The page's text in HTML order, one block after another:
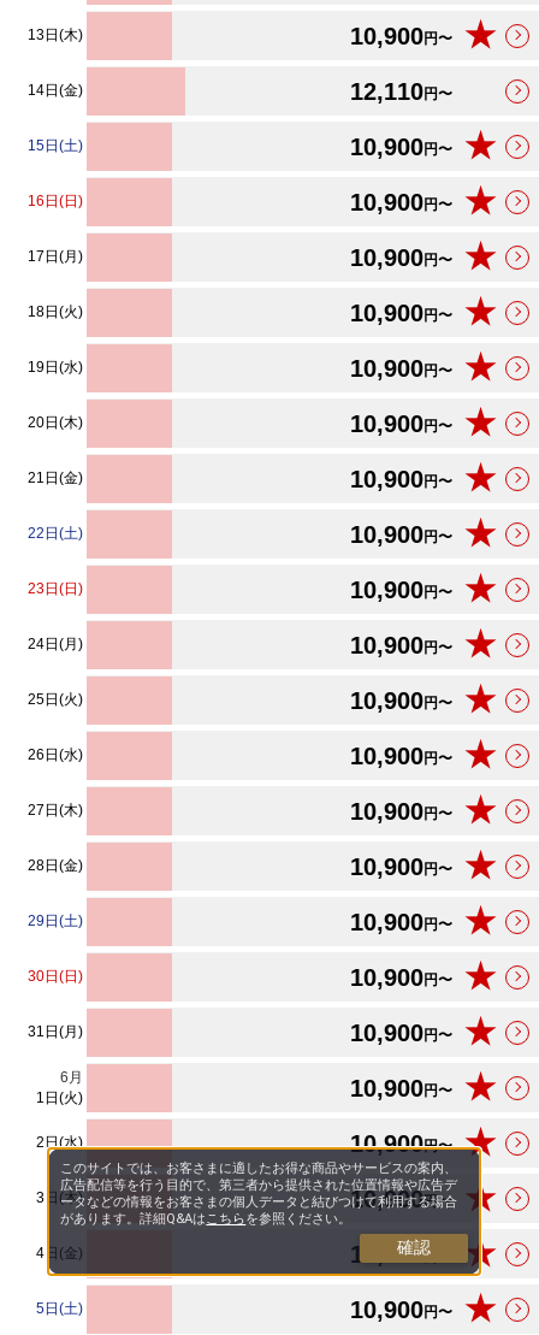
13日(木) 10,900円〜 ★
14日(金) 12,110円〜
15日(土) 10,900円〜 ★
16日(日) 10,900円〜 ★
17日(月) 10,900円〜 ★
18日(火) 10,900円〜 ★
19日(水) 10,900円〜 ★
20日(木) 10,900円〜 ★
21日(金) 10,900円〜 ★
22日(土) 10,900円〜 ★
23日(日) 10,900円〜 ★
24日(月) 10,900円〜 ★
25日(火) 10,900円〜 ★
26日(水) 10,900円〜 ★
27日(木) 10,900円〜 ★
28日(金) 10,900円〜 ★
29日(土) 10,900円〜 ★
30日(日) 10,900円〜 ★
31日(月) 10,900円〜 ★
6 月
1日(火)
10,900円〜 ★
2日(水) 10,900円〜 ★
3日(木) 10,900円〜 ★
4日(金) 10,900円〜 ★
5日(土) 10,900円〜 ★
このサイトでは、お客さまに適したお得な商品やサービスの案内、
広告配信等を行う目的で、第三者から提供された位置情報や広告デ
ータなどの情報をお客さまの個人データと結びつけて利用する場合
があります。詳細Q&Aはこちらを参照ください。
確認